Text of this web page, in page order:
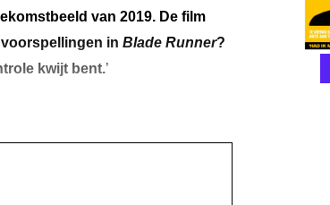
van 2019. De film
in Blade Runner?
kwijt bent.’